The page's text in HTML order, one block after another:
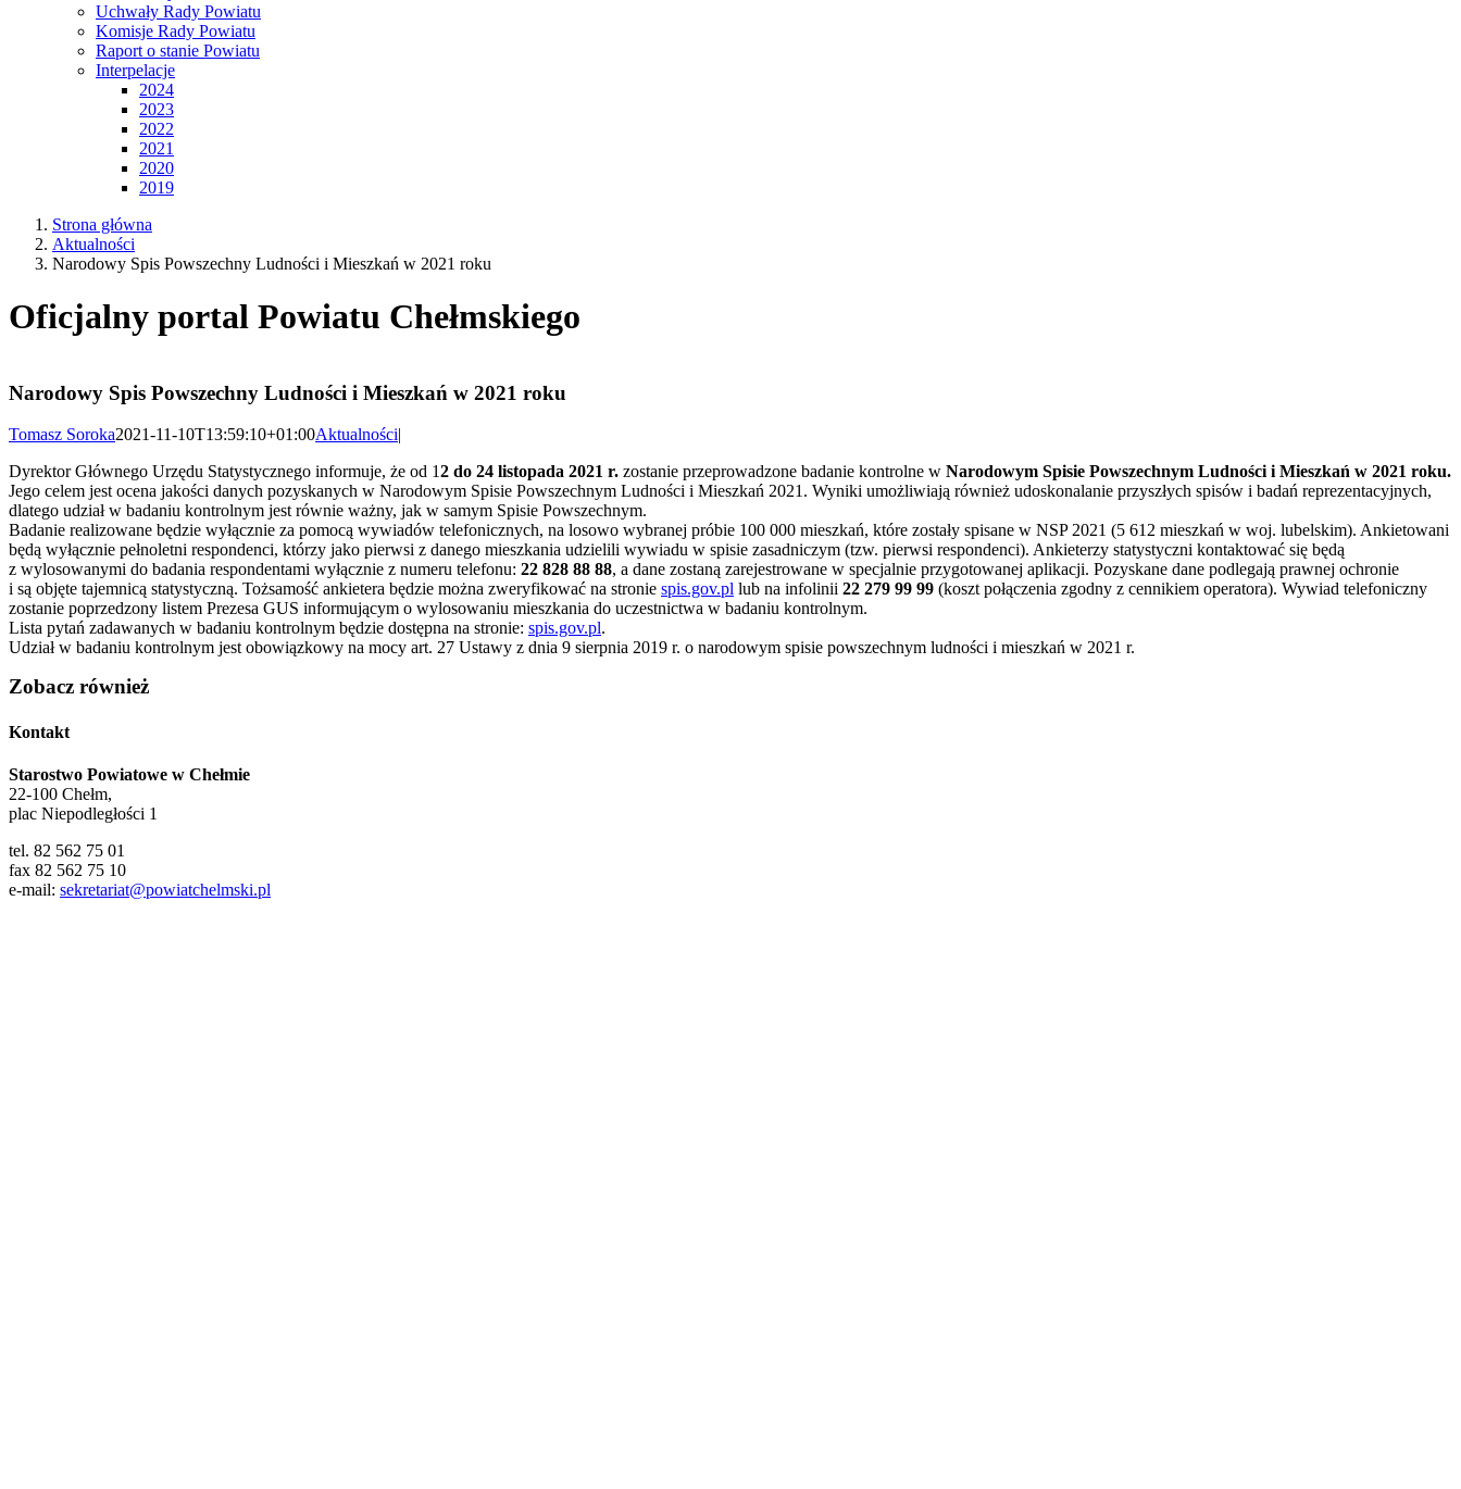
Uchwały Rady Powiatu
Komisje Rady Powiatu
Raport o stanie Powiatu
Interpelacje
2024
2023
2022
2021
2020
2019
Strona główna
Aktualności
Narodowy Spis Powszechny Ludności i Mieszkań w 2021 roku
Oficjalny portal Powiatu Chełmskiego
Narodowy Spis Powszechny Ludności i Mieszkań w 2021 roku
Tomasz Soroka2021-11-10T13:59:10+01:00Aktualności|
Dyrektor Głównego Urzędu Statystycznego informuje, że od 12 do 24 listopada 2021 r. zostanie przeprowadzone badanie kontrolne w Narodowym Spisie Powszechnym Ludności i Mieszkań w 2021 roku.
Jego celem jest ocena jakości danych pozyskanych w Narodowym Spisie Powszechnym Ludności i Mieszkań 2021. Wyniki umożliwiają również udoskonalanie przyszłych spisów i badań reprezentacyjnych,
dlatego udział w badaniu kontrolnym jest równie ważny, jak w samym Spisie Powszechnym.
Badanie realizowane będzie wyłącznie za pomocą wywiadów telefonicznych, na losowo wybranej próbie 100 000 mieszkań, które zostały spisane w NSP 2021 (5 612 mieszkań w woj. lubelskim). Ankietowani
będą wyłącznie pełnoletni respondenci, którzy jako pierwsi z danego mieszkania udzielili wywiadu w spisie zasadniczym (tzw. pierwsi respondenci). Ankieterzy statystyczni kontaktować się będą
z wylosowanymi do badania respondentami wyłącznie z numeru telefonu: 22 828 88 88, a dane zostaną zarejestrowane w specjalnie przygotowanej aplikacji. Pozyskane dane podlegają prawnej ochronie
i są objęte tajemnicą statystyczną. Tożsamość ankietera będzie można zweryfikować na stronie spis.gov.pl lub na infolinii 22 279 99 99 (koszt połączenia zgodny z cennikiem operatora). Wywiad telefoniczny
zostanie poprzedzony listem Prezesa GUS informującym o wylosowaniu mieszkania do uczestnictwa w badaniu kontrolnym.
Lista pytań zadawanych w badaniu kontrolnym będzie dostępna na stronie: spis.gov.pl.
Udział w badaniu kontrolnym jest obowiązkowy na mocy art. 27 Ustawy z dnia 9 sierpnia 2019 r. o narodowym spisie powszechnym ludności i mieszkań w 2021 r.
Zobacz również
Kontakt
Starostwo Powiatowe w Chełmie
22-100 Chełm,
plac Niepodległości 1
tel. 82 562 75 01
fax 82 562 75 10
e-mail: sekretariat@powiatchelmski.pl